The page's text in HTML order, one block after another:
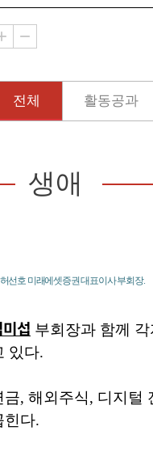
전체 활동공과
생애
선호 미래에셋증권 대표이사 부회장.
섭 부회장과 함께
있다.
금, 해외주식, 디지털
힌다.